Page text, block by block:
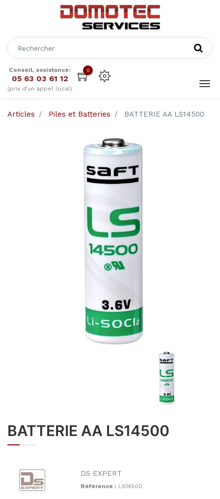
Conseil, assistance:
05 63 03 61 12
(prix d'un appel local)
0
Articles Piles et Batteries BATTERIE AA LS14500
BATTERIE AA LS14500
DS EXPERT
Référence : LS14500